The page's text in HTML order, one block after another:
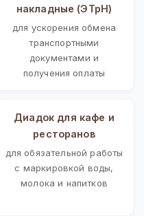
накладные (ЭТрН)
для ускорения обмена
транспортными
документами и
получения оплаты
Диадок для кафе и
ресторанов
для обязательной работы
с маркировкой воды,
молока и напитков